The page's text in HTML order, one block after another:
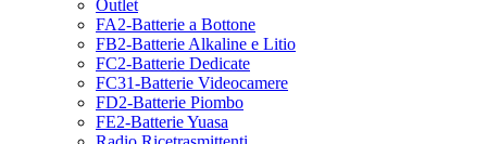
Outlet
FA2-Batterie a Bottone
FB2-Batterie Alkaline e Litio
FC2-Batterie Dedicate
FC31-Batterie Videocamere
FD2-Batterie Piombo
FE2-Batterie Yuasa